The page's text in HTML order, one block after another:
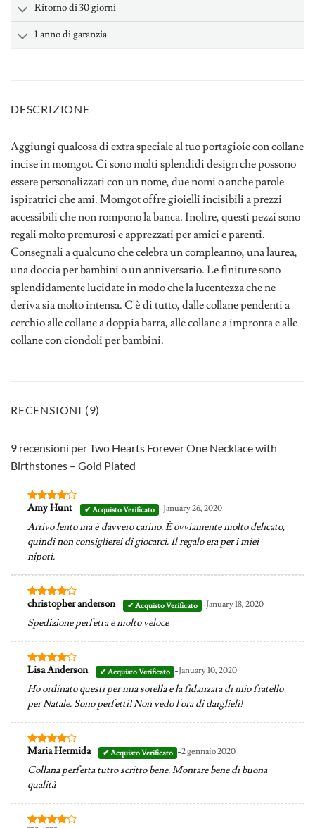
Ritorno di 30 giorni
1 anno di garanzia
DESCRIZIONE
Aggiungi qualcosa di extra speciale al tuo portagioie con collane
incise in momgot. Ci sono molti splendidi design che possono
essere personalizzati con un nome, due nomi o anche parole
ispiratrici che ami. Momgot offre gioielli incisibili a prezzi
accessibili che non rompono la banca. Inoltre, questi pezzi sono
regali molto premurosi e apprezzati per amici e parenti.
Consegnali a qualcuno che celebra un compleanno, una laurea,
una doccia per bambini o un anniversario. Le finiture sono
splendidamente lucidate in modo che la lucentezza che ne
deriva sia molto intensa. C'è di tutto, dalle collane pendenti a
cerchio alle collane a doppia barra, alle collane a impronta e alle
collane con ciondoli per bambini.
RECENSIONI (9)
9 recensioni perTwo Hearts Forever One Necklace with
Birthstones – Gold Plated
Valutato
Amy Hunt -January 26, 2020
Arrivo lento ma è davvero carino. È ovviamente molto delicato,
quindi non consiglierei di giocarci. Il regalo era per i miei
nipoti.
Valutato
christopher anderson -January 18, 2020
Spedizione perfetta e molto veloce
Valutato
Lisa Anderson -January 10, 2020
Ho ordinato questi per mia sorella e la fidanzata di mio fratello
per Natale. Sono perfetti! Non vedo l'ora di darglieli!
Valutato
Maria Hermida -2 gennaio 2020
Collana perfetta tutto scritto bene. Montare bene di buona
qualità